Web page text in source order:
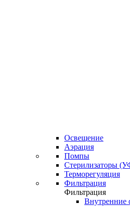
Освещение
Аэрация
Помпы
Стерилизаторы
Терморегуляция
Фильтрация
Фильтрация
Внутренние